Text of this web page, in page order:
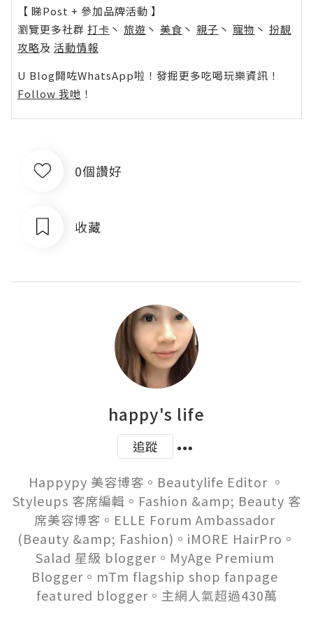
【 睇Post + 參加品牌活動 】
瀏覽更多社群 打卡 丶 旅遊 丶 美食 丶 親子 丶 寵物 丶 扮靚
攻略及 活動情報
U Blog開咗WhatsApp啦！發掘更多吃喝玩樂資訊！
Follow 我哋 ！
0個讚好
收藏
happy's life
追蹤
Happypy 美容博客。Beautylife Editor 。
Styleups 客席編輯。Fashion &amp; Beauty 客
席美容博客。ELLE Forum Ambassador
(Beauty &amp; Fashion)。iMORE HairPro。
Salad 星級 blogger。MyAge Premium
Blogger。mTm flagship shop fanpage
featured blogger。主網人氣超過430萬